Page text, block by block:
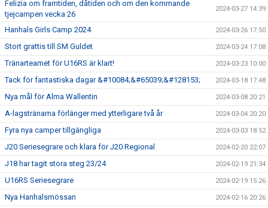
Felizia om framtiden, dåtiden och om den kommande
tjejcampen vecka 26
2024-03-27 14:39
Hanhals Girls Camp 2024 2024-03-26 17:50
Stort grattis till SM Guldet 2024-03-24 17:08
Tränarteamet för U16RS är klart! 2024-03-23 10:00
Tack för fantastiska dagar &#10084;&#65039;&#128153; 2024-03-18 17:48
Nya mål för Alma Wallentin 2024-03-08 20:21
A-lagstränarna förlänger med ytterligare två år 2024-03-04 20:20
Fyra nya camper tillgängliga 2024-03-03 18:52
J20 Seriesegrare och klara för J20 Regional 2024-02-20 22:07
J18 har tagit stora steg 23/24 2024-02-19 21:34
U16RS Seriesegrare 2024-02-19 15:26
Nya Hanhalsmössan 2024-02-16 20:26